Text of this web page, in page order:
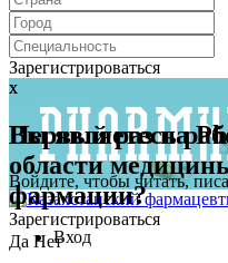
Зарегистрироваться
x
Первый раз на
Войдите, чтобы читать,
Зарегистрироваться
x
Вы являетесь
области
фармации?
Да НетВход